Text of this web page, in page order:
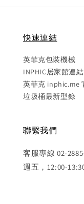
快速連結
英菲克包裝機械
INPHIC居家館連結
英菲克 inphic.me
垃圾桶最新型錄
聯繫我們
客服專線 02-
週五，12:00-